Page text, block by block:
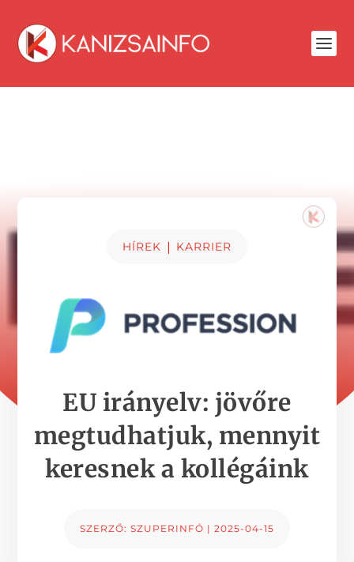
HÍREK | KARRIER
EU irányelv: jövőre
megtudhatjuk, mennyit
keresnek a kollégáink
SZERZŐ: SZUPERINFÓ | 2025-04-15